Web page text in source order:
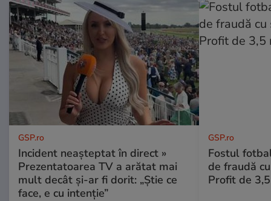
GSP.ro
Incident neașteptat în direct »
Prezentatoarea TV a arătat mai
mult decât și-ar fi dorit: „Știe ce
face, e cu intenție”
GSP.ro
Fostul
de fraudă
Profit de